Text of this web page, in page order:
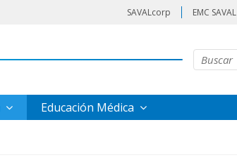
SAVALcorp EMC SAVAL
Educación Médica